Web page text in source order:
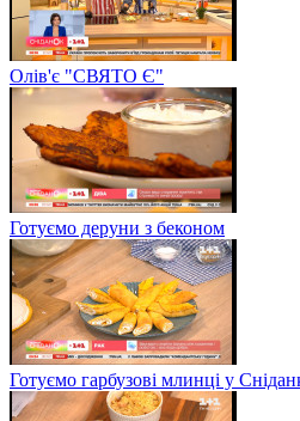
Олів'є "СВЯТО Є"
Готуємо деруни з беконом
Готуємо гарбузові млинці у